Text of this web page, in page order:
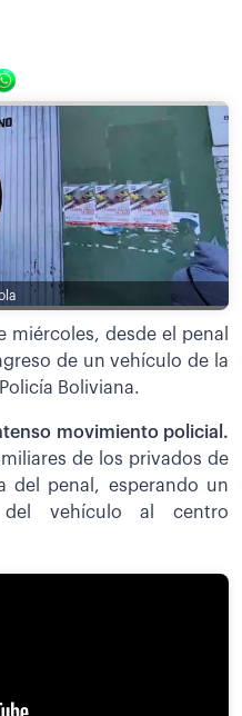
miércoles, desde el penal
de un vehículo de la
Boliviana.
movimiento policial.
de los privados de
del penal, esperando un
vehículo al centro